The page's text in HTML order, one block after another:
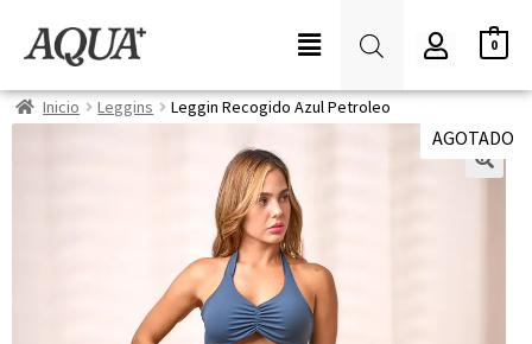
0
Inicio Leggins Leggin Recogido Azul Petroleo
AGOTADO